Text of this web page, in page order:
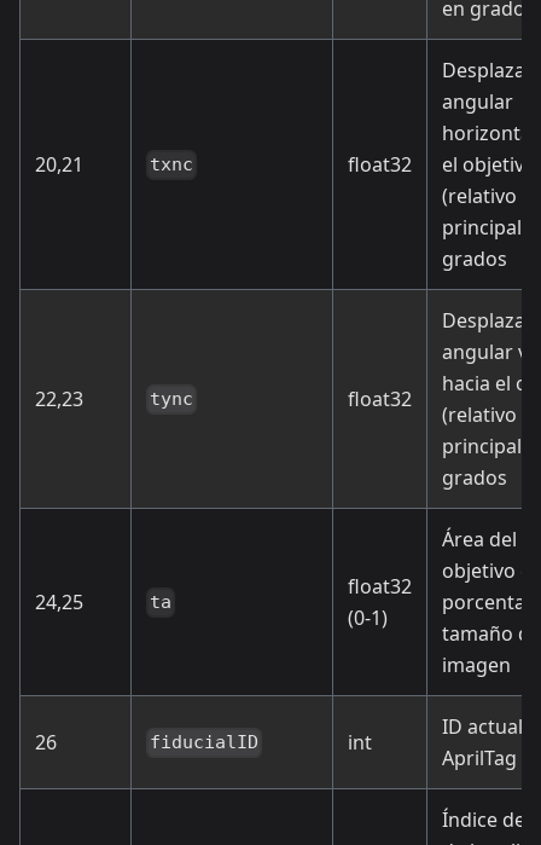
en grados
20,21 txnc float32
angular
horizontal
el objetivo
(relativo
principal)
grados
22,23 tync float32
angular
hacia el
(relativo
principal)
grados
24,25 ta
float32
(0-1)
Área del
objetivo
tamaño
imagen
26 fiducialID int
ID actual
AprilTag
Índice de